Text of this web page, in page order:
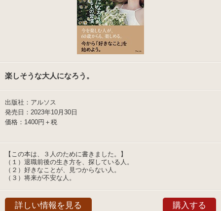
楽しそうな大人になろう。
出版社：アルソス
発売日：2023年10月30日
価格：1400円＋税
【この本は、３人のために書きました。】
（１）退職前後の生き方を、探している人。
（２）好きなことが、見つからない人。
（３）将来が不安な人。
詳しい情報を見る 購入する